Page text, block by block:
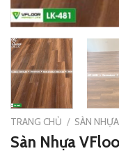
TRANG CHỦ / SÀN NHỰA
Sàn Nhựa